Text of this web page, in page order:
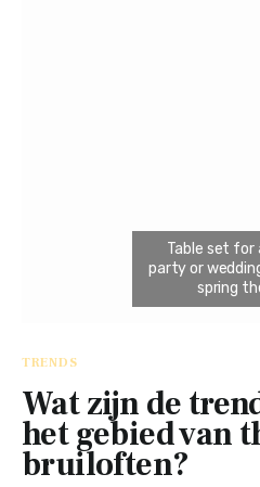
Trends
TRENDS
Wat zijn de
het gebied van
bruiloften?